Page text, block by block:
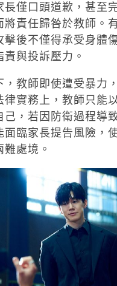
長僅口頭道歉，甚至
將責任歸咎於教師。
擊後不僅得承受身體
與投訴壓力。
，教師即使遭受暴力
律實務上，教師只能
己，若因防衛過程導
面臨家長提告風險，
處境。